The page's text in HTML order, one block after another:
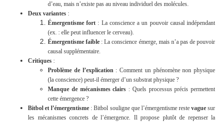
d’eau, mais n’existe pas au niveau individuel des molécules.
Deux variantes :
Émergentisme fort : La conscience a un pouvoir causal indépendant
(ex. : elle peut influencer le cerveau).
Émergentisme faible : La conscience émerge, mais n’a pas de pouvoir
causal supplémentaire.
Critiques :
Problème de l’explication: Comment un phénomène non physique
(la conscience) peut-il émerger d’un substrat physique ?
Manque de mécanismes clairs : Quels processus précis permettent
cette émergence ?
Bitbol et l’émergentisme : Bitbol souligne que l’émergentisme reste vaguesur
les mécanismes concrets de l’émergence. Il propose plutôt de repenser la